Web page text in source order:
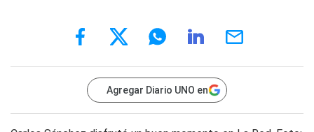
Agregar Diario UNO en